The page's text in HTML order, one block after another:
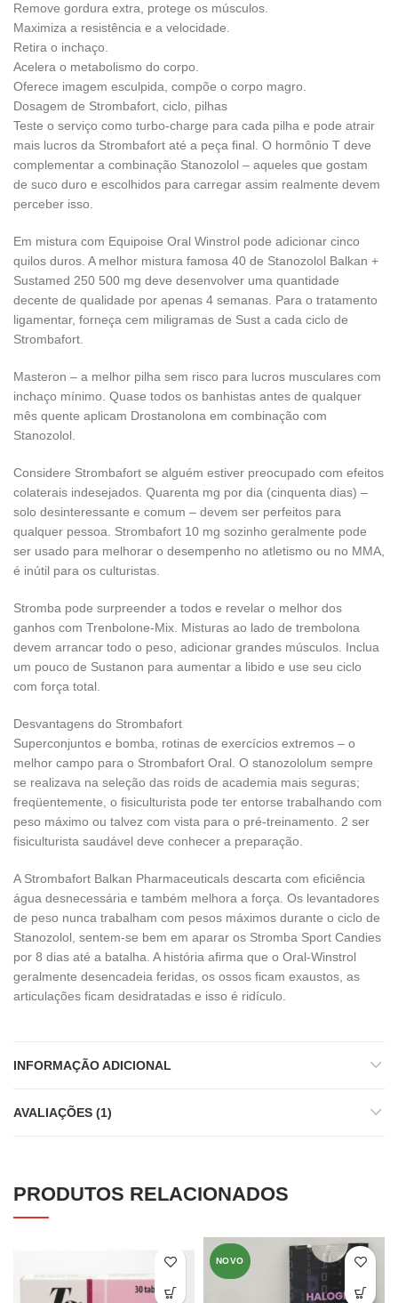
Remove gordura extra, protege os músculos.
Maximiza a resistência e a velocidade.
Retira o inchaço.
Acelera o metabolismo do corpo.
Oferece imagem esculpida, compõe o corpo magro.
Dosagem de Strombafort, ciclo, pilhas
Teste o serviço como turbo-charge para cada pilha e pode atrair
mais lucros da Strombafort até a peça final. O hormônio T deve
complementar a combinação Stanozolol – aqueles que gostam
de suco duro e escolhidos para carregar assim realmente devem
perceber isso.
Em mistura com Equipoise Oral Winstrol pode adicionar cinco
quilos duros. A melhor mistura famosa 40 de Stanozolol Balkan +
Sustamed 250 500 mg deve desenvolver uma quantidade
decente de qualidade por apenas 4 semanas. Para o tratamento
ligamentar, forneça cem miligramas de Sust a cada ciclo de
Strombafort.
Masteron – a melhor pilha sem risco para lucros musculares com
inchaço mínimo. Quase todos os banhistas antes de qualquer
mês quente aplicam Drostanolona em combinação com
Stanozolol.
Considere Strombafort se alguém estiver preocupado com efeitos
colaterais indesejados. Quarenta mg por dia (cinquenta dias) –
solo desinteressante e comum – devem ser perfeitos para
qualquer pessoa. Strombafort 10 mg sozinho geralmente pode
ser usado para melhorar o desempenho no atletismo ou no MMA,
é inútil para os culturistas.
Stromba pode surpreender a todos e revelar o melhor dos
ganhos com Trenbolone-Mix. Misturas ao lado de trembolona
devem arrancar todo o peso, adicionar grandes músculos. Inclua
um pouco de Sustanon para aumentar a libido e use seu ciclo
com força total.
Desvantagens do Strombafort
Superconjuntos e bomba, rotinas de exercícios extremos – o
melhor campo para o Strombafort Oral. O stanozololum sempre
se realizava na seleção das roids de academia mais seguras;
freqüentemente, o fisiculturista pode ter entorse trabalhando com
peso máximo ou talvez com vista para o pré-treinamento. 2 ser
fisiculturista saudável deve conhecer a preparação.
A Strombafort Balkan Pharmaceuticals descarta com eficiência
água desnecessária e também melhora a força. Os levantadores
de peso nunca trabalham com pesos máximos durante o ciclo de
Stanozolol, sentem-se bem em aparar os Stromba Sport Candies
por 8 dias até a batalha. A história afirma que o Oral-Winstrol
geralmente desencadeia feridas, os ossos ficam exaustos, as
articulações ficam desidratadas e isso é ridículo.
INFORMAÇÃO ADICIONAL
AVALIAÇÕES (1)
PRODUTOS RELACIONADOS
NOVO